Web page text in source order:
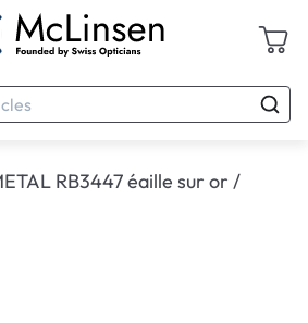
RB3447 éaille sur or /